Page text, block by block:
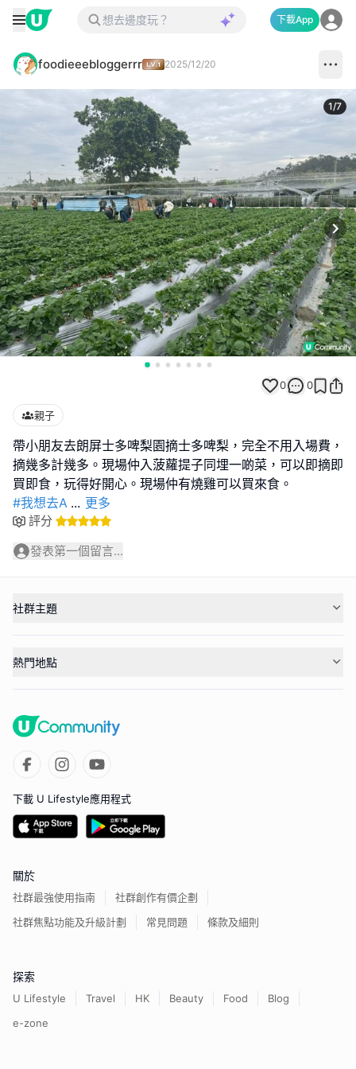
下載App
foodieeebloggerrr 2025/12/20
1/7
0 0
親子
帶小朋友去朗屏士多啤梨園摘士多啤梨，完全不用入場費，
摘幾多計幾多。現場仲入菠蘿提子同埋一啲菜，可以即摘即
#我想去A ... 更多
評分
發表第一個留言...
社群主題
熱門地點
下載 U Lifestyle應用程式
關於
社群最強使用指南
社群創作有價企劃
社群焦點功能及升級計劃
常見問題 條款及細則
探索
U Lifestyle Travel HK Beauty Food
Blog
e-zone